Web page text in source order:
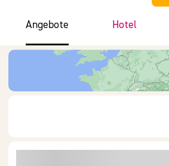
Angebote Hotel